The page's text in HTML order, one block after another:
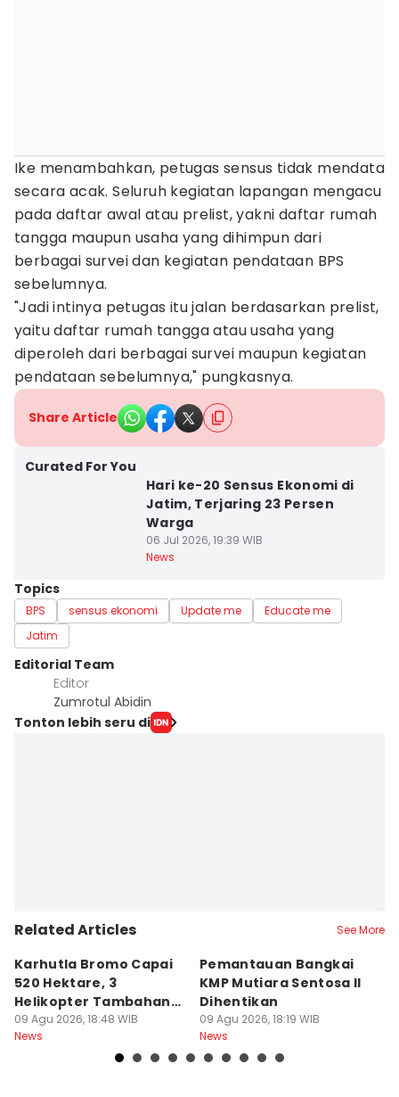
Ike menambahkan, petugas sensus tidak mendata
secara acak. Seluruh kegiatan lapangan mengacu
pada daftar awal atau prelist, yakni daftar rumah
tangga maupun usaha yang dihimpun dari
berbagai survei dan kegiatan pendataan BPS
sebelumnya.
"Jadi intinya petugas itu jalan berdasarkan prelist,
yaitu daftar rumah tangga atau usaha yang
diperoleh dari berbagai survei maupun kegiatan
pendataan sebelumnya," pungkasnya.
Share Article
Curated For You
Hari ke-20 Sensus Ekonomi di
Jatim, Terjaring 23 Persen
Warga
06 Jul 2026, 19:39 WIB
News
Topics
BPS sensus ekonomi Update me
Educate me
Jatim
Editorial Team
Editor
Zumrotul Abidin
Tonton lebih seru di
Related Articles See More
Karhutla Bromo Capai
520 Hektare, 3
Helikopter Tambahan
Diterjunkan
09 Agu 2026, 18:48 WIB
News
Pemantauan Bangkai
KMP Mutiara Sentosa II
Dihentikan
09 Agu 2026, 18:19 WIB
News